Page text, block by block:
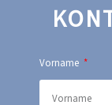
Vorname